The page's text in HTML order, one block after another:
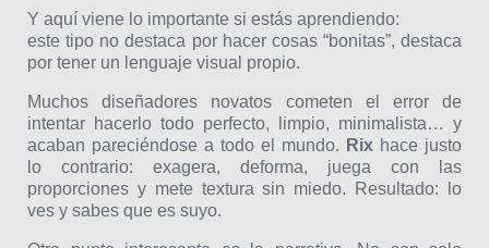
Y aquí viene lo importante si estás aprendiendo:
este tipo no destaca por hacer cosas “bonitas”, destaca
por tener un lenguaje visual propio.
Muchos diseñadores novatos cometen el error de
intentar hacerlo todo perfecto, limpio, minimalista… y
acaban pareciéndose a todo el mundo. Rix hace justo
lo contrario: exagera, deforma, juega con las
proporciones y mete textura sin miedo. Resultado: lo
ves y sabes que es suyo.